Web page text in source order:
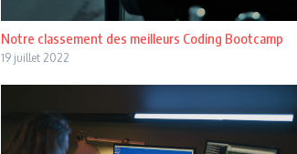
Notre classement des meilleurs Coding Bootcamp
19 juillet 2022